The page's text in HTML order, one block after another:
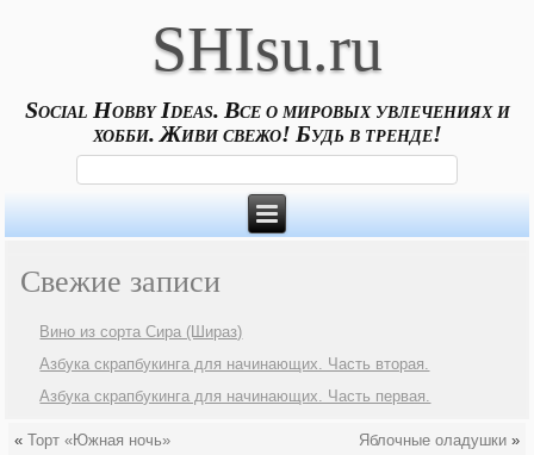
SHIsu.ru
Social Hobby Ideas. Все о мировых увлечениях и
хобби. Живи свежо! Будь в тренде!
Свежие записи
Вино из сорта Сира (Шираз)
Азбука скрапбукинга для начинающих. Часть вторая.
Азбука скрапбукинга для начинающих. Часть первая.
«Торт «Южная ночь» Яблочные оладушки»